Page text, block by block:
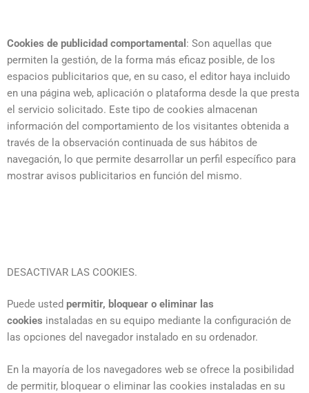
Cookies de publicidad comportamental : Son aquellas que
permiten la gestión, de la forma más eficaz posible, de los
espacios publicitarios que, en su caso, el editor haya incluido
en una página web, aplicación o plataforma desde la que presta
el servicio solicitado. Este tipo de cookies almacenan
información del comportamiento de los visitantes obtenida a
través de la observación continuada de sus hábitos de
navegación, lo que permite desarrollar un perfil específico para
mostrar avisos publicitarios en función del mismo.
DESACTIVAR LAS COOKIES.
Puede usted permitir, bloquear o eliminar las
cookies instaladas en su equipo mediante la configuración de
las opciones del navegador instalado en su ordenador.
En la mayoría de los navegadores web se ofrece la posibilidad
de permitir, bloquear o eliminar las cookies instaladas en su